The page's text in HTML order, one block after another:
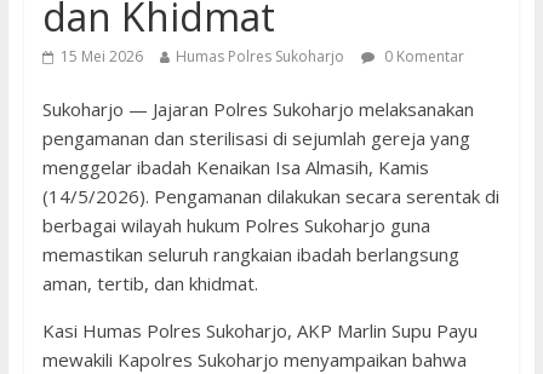
dan Khidmat
15 Mei 2026 Humas Polres Sukoharjo 0 Komentar
Sukoharjo — Jajaran Polres Sukoharjo melaksanakan
pengamanan dan sterilisasi di sejumlah gereja yang
menggelar ibadah Kenaikan Isa Almasih, Kamis
(14/5/2026). Pengamanan dilakukan secara serentak di
berbagai wilayah hukum Polres Sukoharjo guna
memastikan seluruh rangkaian ibadah berlangsung
aman, tertib, dan khidmat.
Kasi Humas Polres Sukoharjo, AKP Marlin Supu Payu
mewakili Kapolres Sukoharjo menyampaikan bahwa